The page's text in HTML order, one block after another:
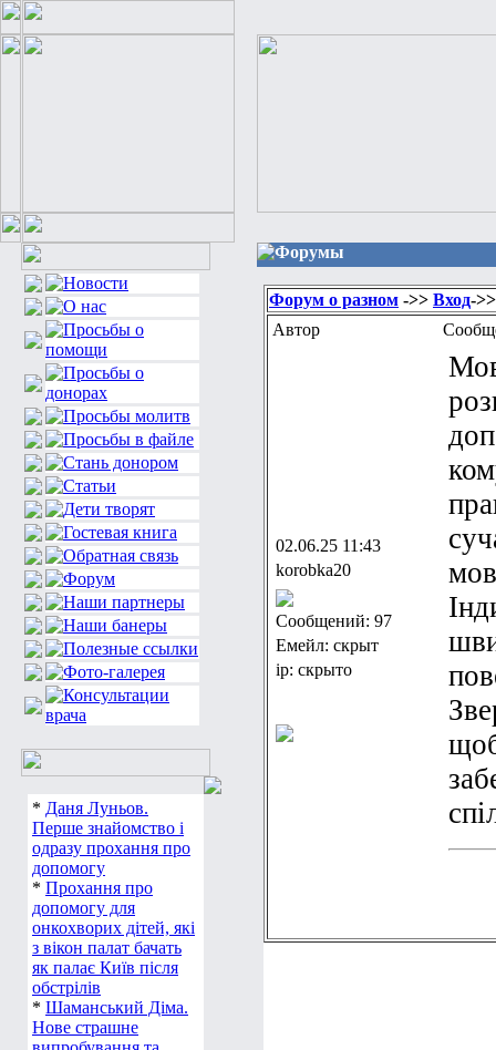
* Даня Луньов.
Перше знайомство і
одразу прохання про
допомогу
* Прохання про
допомогу для
онкохворих дітей, які
з вікон палат бачать
як палає Київ після
обстрілів
* Шаманський Діма.
Нове страшне
Форумы
Форум о разном ->> Вход-
Автор
02.06.25 11:43
korobka20
Сообщений: 97
Емейл: скрыт
ip: скрыто